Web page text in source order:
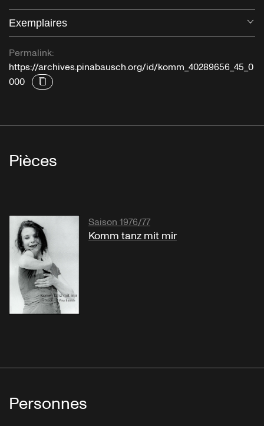
Exemplaires
Permalink:
https://archives.pinabausch.org/id/komm_40289656_45_0
000
Pièces
Saison 1976/77
Komm tanz mit mir
Personnes